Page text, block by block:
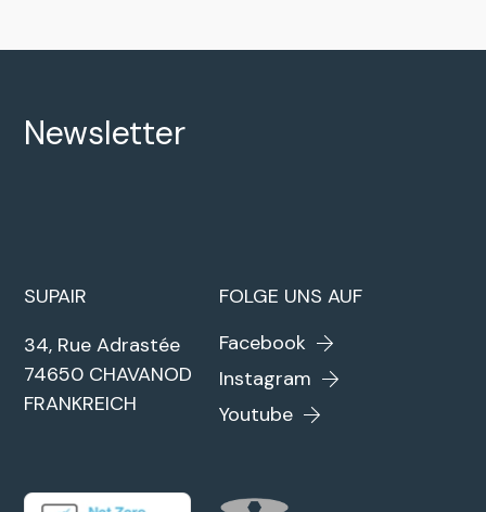
Newsletter
SUPAIR
34, Rue Adrastée
74650 CHAVANOD
FRANKREICH
FOLGE UNS AUF
Facebook
Instagram
Youtube